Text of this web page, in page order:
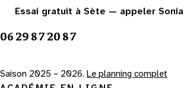
Essai gratuit à Sète — appeler Sonia
06 29 87 20 87
Saison 2025 – 2026. Le planning complet